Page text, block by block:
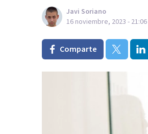
Javi Soriano
16 noviembre, 2023 - 21:06
Comparte